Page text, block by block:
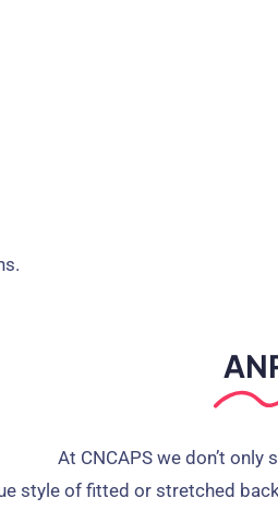
At CNCAPS we don’t
style of fitted or stretched